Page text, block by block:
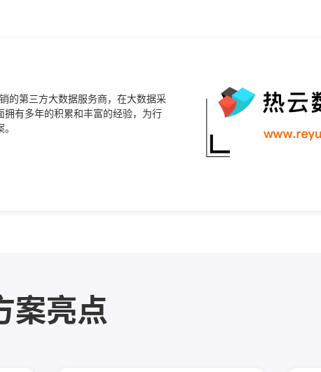
的第三方大数据服务商，在大数据采
有多年的积累和丰富的经验，为行
案亮点